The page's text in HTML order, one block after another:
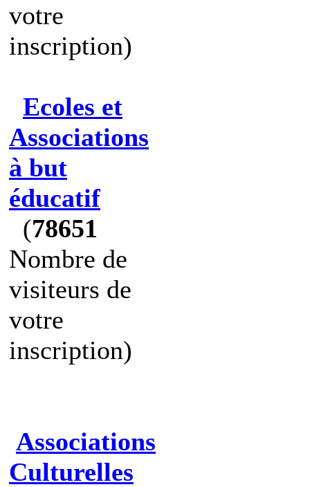
votre
inscription)
Ecoles et
Associations
à but
éducatif
(78651
Nombre de
visiteurs de
votre
inscription)
Associations
Culturelles